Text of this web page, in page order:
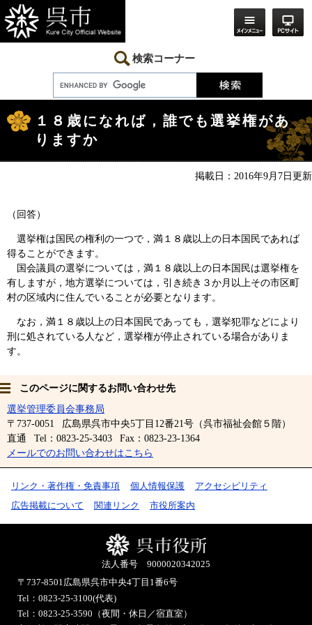
ー
ジ
の
ニ
ュ
ー
本
検索コーナー
文
１８歳になれば，誰でも選挙権があ
りますか
掲載日：2016年9月7日更新
（回答）
選挙権は国民の権利の一つで，満１８歳以上の日本国民であれば
得ることができます。
国会議員の選挙については，満１８歳以上の日本国民は選挙権を
有しますが，地方選挙については，引き続き３か月以上その市区町
村の区域内に住んでいることが必要となります。
なお，満１８歳以上の日本国民であっても，選挙犯罪などにより
刑に処されている人など，選挙権が停止されている場合がありま
す。
このページに関するお問い合わせ先
選挙管理委員会事務局
〒737-0051
広島県呉市中央5丁目12番21号（呉市福祉会館５階）
直通
Tel：0823-25-3403
Fax：0823-23-1364
メールでのお問い合わせはこちら
リンク・著作権・免責事項 個人情報保護
アクセシビリティ
広告掲載について
関連リンク 市役所案内
法人番号 9000020342025
〒737-8501広島県呉市中央4丁目1番6号
Tel：0823-25-3100(代表)
Tel：0823-25-3590（夜間・休日／宿直室）